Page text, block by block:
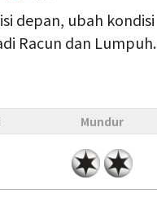
depan, ubah kondisi
Racun dan Lumpuh.
Mundur